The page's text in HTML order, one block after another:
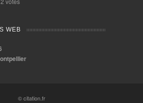
WEB
© citation.fr